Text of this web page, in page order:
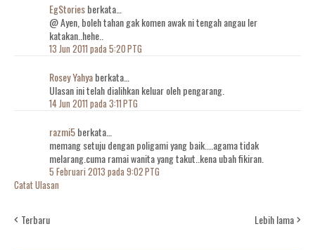
EgStoriesberkata…
@ Ayen, boleh tahan gak komen awak ni tengah angau ler
katakan..hehe..
13 Jun 2011 pada 5:20 PTG
Rosey Yahyaberkata…
Ulasan ini telah dialihkan keluar oleh pengarang.
14 Jun 2011 pada 3:11 PTG
razmi5berkata…
memang setuju dengan poligami yang baik....agama tidak
melarang.cuma ramai wanita yang takut..kena ubah fikiran.
5 Februari 2013 pada 9:02 PTG
Catat Ulasan
Terbaru Lebih lama